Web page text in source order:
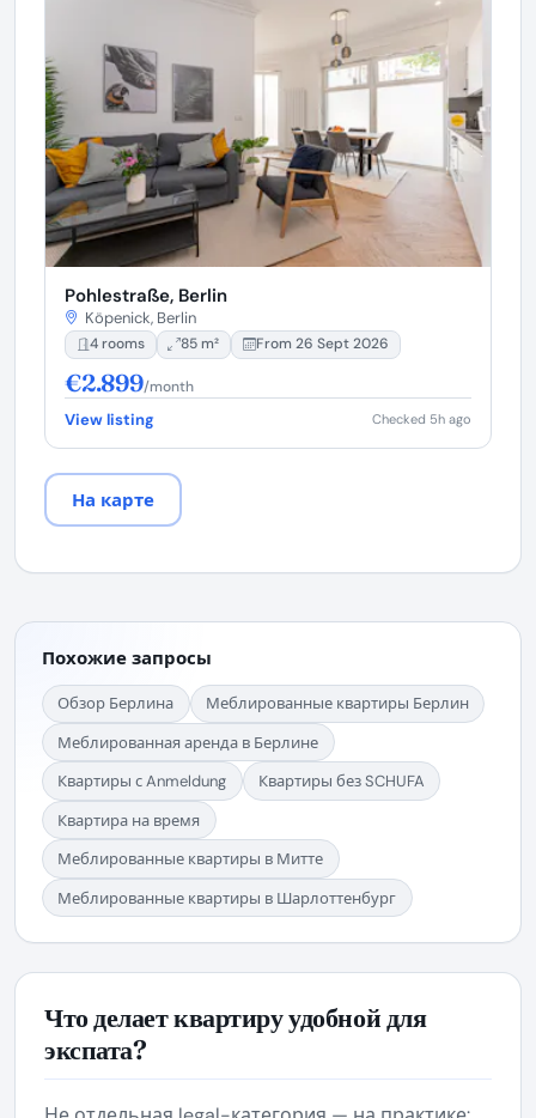
Pohlestraße, Berlin
Köpenick, Berlin
4 rooms 85 m² From 26 Sept 2026
€2.899/month
View listing Checked 5h ago
На карте
Похожие запросы
Обзор Берлина
Меблированные квартиры Берлин
Меблированная аренда в Берлине
Квартиры с Anmeldung
Квартиры без SCHUFA
Квартира на время
Меблированные квартиры в Митте
Меблированные квартиры в Шарлоттенбург
Что делает квартиру удобной для
экспата?